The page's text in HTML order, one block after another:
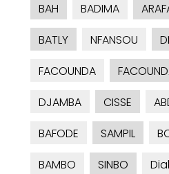
BAH
BADIMA
BATLY
NFANSOU
FACOUNDA
DJAMBA
CISSE
BAFODE
SAMPIL
BAMBO
SINBO